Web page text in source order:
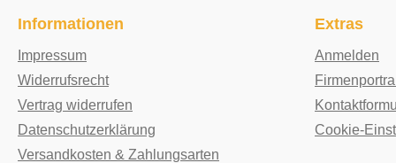
Informationen
Impressum
Widerrufsrecht
Vertrag widerrufen
Datenschutzerklärung
Versandkosten & Zahlungsarten
Extras
Anmelden
Cookie-